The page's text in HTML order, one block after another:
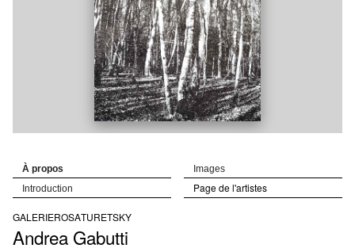
GALERIEROSATURETSKY
Andrea Gabutti
À propos
Images
Introduction
Page de l'artistes